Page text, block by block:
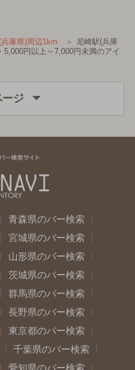
兵庫県)周辺1km
尼崎駅(兵庫
円以上～7,000円未満のアイ
ージ
青森県のバー検索
宮城県のバー検索
山形県のバー検索
茨城県のバー検索
群馬県のバー検索
長野県のバー検索
東京都のバー検索
千葉県のバー検索
愛知県のバー検索